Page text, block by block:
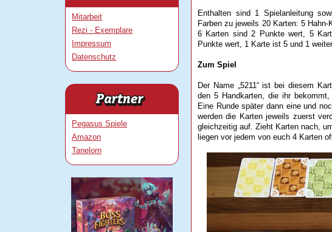
Mitarbeit
Rezi - Exemplare
Impressum
Datenschutz
Pegasus Spiele
Amazon
Tanelorn
Enthalten sind 1 Spielanleitung
Farben zu jeweils 20 Karten: 5
6 Karten sind 2 Punkte wert, 5
Punkte wert, 1 Karte ist 5 und 1
Zum Spiel
Der Name „5211“ ist bei diesem
den 5 Handkarten, die ihr
Eine Runde später dann eine und
werden die Karten jeweils zuerst
gleichzeitig auf. Zieht Karten nach,
liegen vor jedem von euch 4 Karten